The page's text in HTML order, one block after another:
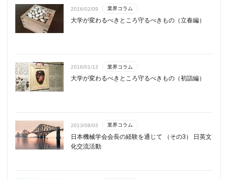
2016/02/09 業界コラム
大学が変わるべきところ守るべきもの（立春編）
2016/01/13 業界コラム
大学が変わるべきところ守るべきもの（初詣編）
2013/08/03 業界コラム
日本機械学会会長の経験を通じて （その3） 日英文
化交流活動